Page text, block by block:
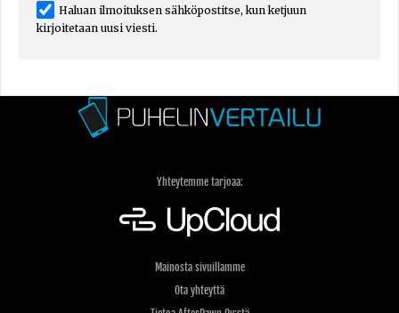
Haluan ilmoituksen sähköpostitse, kun ketjuun
kirjoitetaan uusi viesti.
Yhteytemme tarjoaa:
Mainosta sivuillamme
Ota yhteyttä